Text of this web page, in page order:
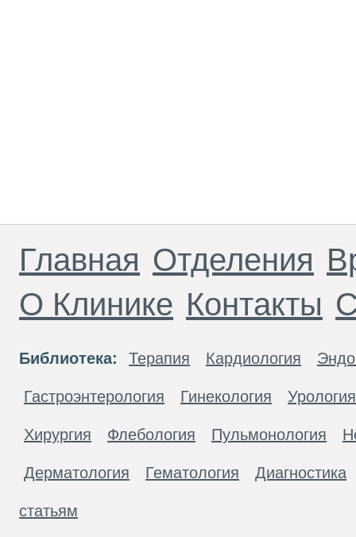
Главная Отделения
О Клинике Контакты
Библиотека: Терапия Кардиология
Гастроэнтерология Гинекология Урология
Хирургия Флебология Пульмонология
Дерматология Гематология Диагностика
статьям